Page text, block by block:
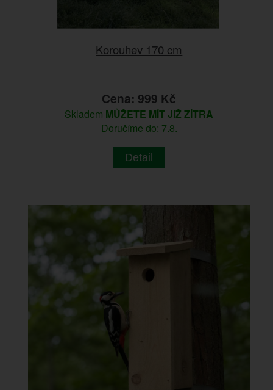
Korouhev 170 cm
Cena: 999 Kč
Skladem MŮŽETE MÍT JIŽ ZÍTRA
Doručíme do: 7.8.
Detail